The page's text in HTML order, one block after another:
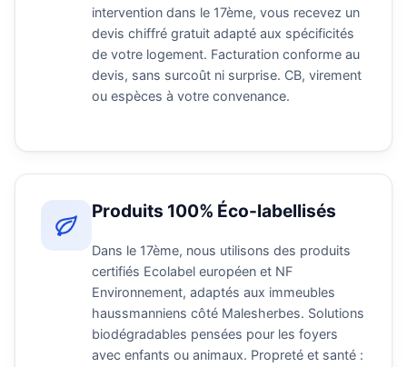
intervention dans le 17ème, vous recevez un
devis chiffré gratuit adapté aux spécificités
de votre logement. Facturation conforme au
devis, sans surcoût ni surprise. CB, virement
ou espèces à votre convenance.
Produits 100% Éco-labellisés
Dans le 17ème, nous utilisons des produits
certifiés Ecolabel européen et NF
Environnement, adaptés aux immeubles
haussmanniens côté Malesherbes. Solutions
biodégradables pensées pour les foyers
avec enfants ou animaux. Propreté et santé :